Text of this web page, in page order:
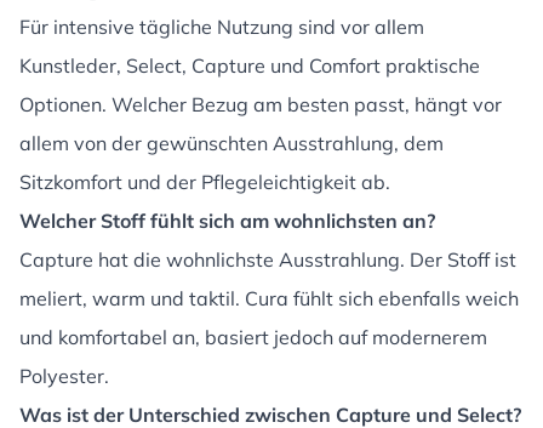
Für intensive tägliche Nutzung sind vor allem
Kunstleder, Select, Capture und Comfort praktische
Optionen. Welcher Bezug am besten passt, hängt vor
allem von der gewünschten Ausstrahlung, dem
Sitzkomfort und der Pflegeleichtigkeit ab.
Welcher Stoff fühlt sich am wohnlichsten an?
Capture hat die wohnlichste Ausstrahlung. Der Stoff ist
meliert, warm und taktil. Cura fühlt sich ebenfalls weich
und komfortabel an, basiert jedoch auf modernerem
Polyester.
Was ist der Unterschied zwischen Capture und Select?